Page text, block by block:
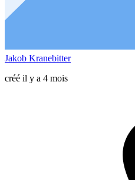
Jakob Kranebitter
créé il y a 4 mois